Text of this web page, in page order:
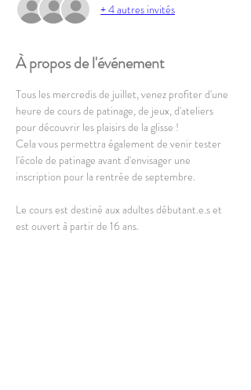
+ 4 autres invités
À propos de l'événement
Tous les mercredis de juillet, venez profiter d'une
heure de cours de patinage, de jeux, d'ateliers
pour découvrir les plaisirs de la glisse !
Cela vous permettra également de venir tester
l'école de patinage avant d'envisager une
inscription pour la rentrée de septembre.
Le cours est destiné aux adultes débutant.e.s et
est ouvert à partir de 16 ans.